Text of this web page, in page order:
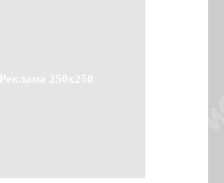
Реклама 250x250